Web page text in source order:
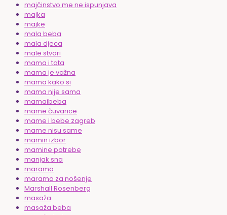
majčinstvo me ne ispunjava
majka
majke
mala beba
mala djeca
male stvari
mama i tata
mama je važna
mama kako si
mama nije sama
mamaibeba
mame čuvarice
mame i bebe zagreb
mame nisu same
mamin izbor
mamine potrebe
manjak sna
marama
marama za nošenje
Marshall Rosenberg
masaža
masaža beba